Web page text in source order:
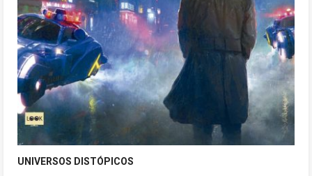
UNIVERSOS DISTÓPICOS